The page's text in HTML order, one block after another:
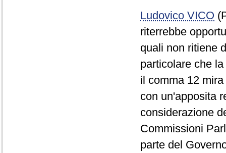
Ludovico VICO
riterrebbe
quali non ritiene
particolare che
il comma 12
con un'apposita
considerazione
Commissioni
parte del